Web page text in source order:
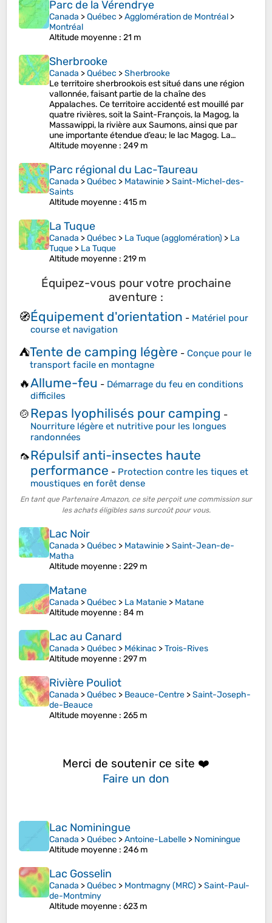
Parc de la Vérendrye
Canada >Québec >Agglomération de Montréal >
Montréal
Altitude moyenne : 21 m
Sherbrooke
Canada >Québec >Sherbrooke
Le territoire sherbrookois est situé dans une région
vallonnée, faisant partie de la chaîne des
Appalaches. Ce territoire accidenté est mouillé par
quatre rivières, soit la Saint-François, la Magog, la
Massawippi, la rivière aux Saumons, ainsi que par
une importante étendue d’eau; le lac Magog. La…
Altitude moyenne : 249 m
Parc régional du Lac-Taureau
Canada >Québec > Matawinie >Saint-Michel-des-
Saints
Altitude moyenne : 415 m
La Tuque
Canada >Québec > La Tuque (agglomération) > La
Tuque > La Tuque
Altitude moyenne : 219 m
Équipez-vous pour votre prochaine
aventure :
🧭Équipement d'orientation - Matériel pour
course et navigation
⛺Tente de camping légère - Conçue pour le
transport facile en montagne
🔥Allume-feu - Démarrage du feu en conditions
difficiles
🍲Repas lyophilisés pour camping -
Nourriture légère et nutritive pour les longues
randonnées
🦟Répulsif anti-insectes haute
performance - Protection contre les tiques et
moustiques en forêt dense
En tant que Partenaire Amazon, ce site perçoit une commission sur
les achats éligibles sans surcoût pour vous.
Lac Noir
Canada >Québec > Matawinie >Saint-Jean-de-
Matha
Altitude moyenne : 229 m
Matane
Canada >Québec > La Matanie > Matane
Altitude moyenne : 84 m
Lac au Canard
Canada >Québec > Mékinac >Trois-Rives
Altitude moyenne : 297 m
Rivière Pouliot
Canada >Québec > Beauce-Centre >Saint-Joseph-
de-Beauce
Altitude moyenne : 265 m
Merci de soutenir ce site ❤️
Faire un don
Lac Nominingue
Canada >Québec >Antoine-Labelle > Nominingue
Altitude moyenne : 246 m
Lac Gosselin
Canada >Québec > Montmagny (MRC) >Saint-Paul-
de-Montminy
Altitude moyenne : 623 m